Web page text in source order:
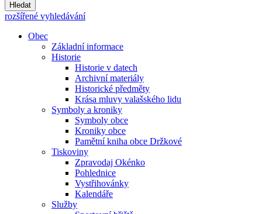
Hledat
rozšířené vyhledávání
Obec
Základní informace
Historie
Historie v datech
Archivní materiály
Historické předměty
Krása mluvy valašského lidu
Symboly a kroniky
Symboly obce
Kroniky obce
Pamětní kniha obce Držkové
Tiskoviny
Zpravodaj Okénko
Pohlednice
Vystřihovánky
Kalendáře
Služby